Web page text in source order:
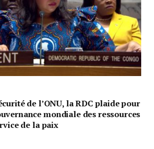
de l’ONU, la RDC plaide pour
mondiale des ressources
de la paix